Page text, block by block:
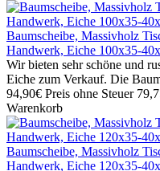
Baumscheibe, Massivholz
Handwerk, Eiche 100x35-
Wir bieten sehr schöne und
Eiche zum Verkauf. Die
94,90€ Preis ohne Steuer
Warenkorb
Baumscheibe, Massivholz
Handwerk, Eiche 120x35-